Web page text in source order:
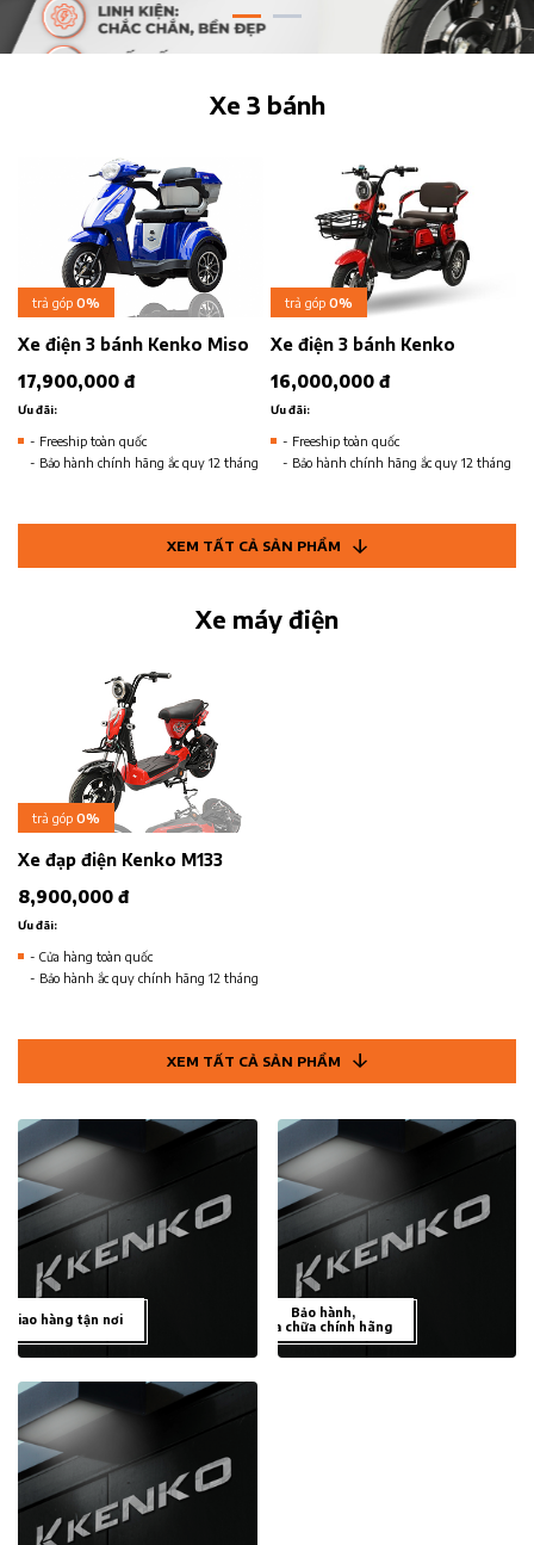
Xe 3 bánh
trả góp 0%
Xe điện 3 bánh Kenko Miso
17,900,000 đ
Ưu đãi:
- Freeship toàn quốc
- Bảo hành chính hãng ắc quy 12 tháng
trả góp 0%
Xe điện 3 bánh Kenko
16,000,000 đ
Ưu đãi:
- Freeship toàn quốc
- Bảo hành chính hãng ắc quy 12 tháng
XEM TẤT CẢ SẢN PHẨM
Xe máy điện
trả góp 0%
Xe đạp điện Kenko M133
8,900,000 đ
Ưu đãi:
- Cửa hàng toàn quốc
- Bảo hành ắc quy chính hãng 12 tháng
XEM TẤT CẢ SẢN PHẨM
Giao hàng tận nơi
Bảo hành,
sửa chữa chính hãng